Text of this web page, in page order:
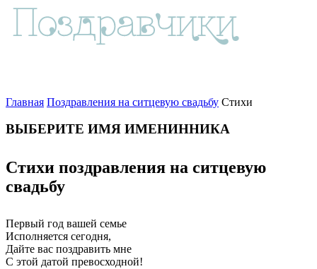
Главная Поздравления на ситцевую свадьбу Стихи
ВЫБЕРИТЕ ИМЯ ИМЕНИННИКА
Стихи поздравления на ситцевую
свадьбу
Первый год вашей семье
Исполняется сегодня,
Дайте вас поздравить мне
С этой датой превосходной!